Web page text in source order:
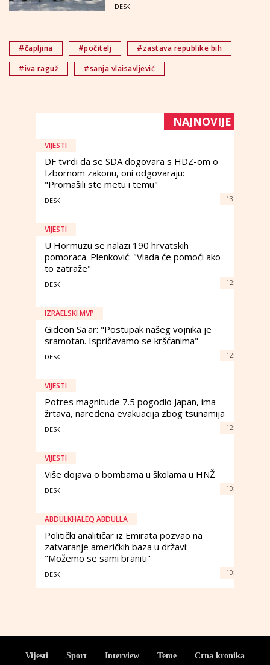
DESK
#čapljina #počitelj
#zastava republike bih
#iva raguž
#sanja vlaisavljević
NAJNOVIJE
VIJESTI
DF tvrdi da se SDA dogovara s HDZ-om o
Izbornom zakonu, oni odgovaraju:
"Promašili ste metu i temu"
DESK 13:
VIJESTI
U Hormuzu se nalazi 190 hrvatskih
pomoraca. Plenković: "Vlada će pomoći ako
to zatraže"
DESK 12:
IZRAELSKI MVP
Gideon Sa'ar: "Postupak našeg vojnika je
sramotan. Ispričavamo se kršćanima"
DESK 12:
VIJESTI
Potres magnitude 7.5 pogodio Japan, ima
žrtava, naređena evakuacija zbog tsunamija
DESK 12:
VIJESTI
Više dojava o bombama u školama u HNŽ
DESK 10:
ABDULKHALEQ ABDULLA
Politički analitičar iz Emirata pozvao na
zatvaranje američkih baza u državi:
"Možemo se sami braniti"
DESK 10:
Vijesti Sport Interview Teme Crna kronika